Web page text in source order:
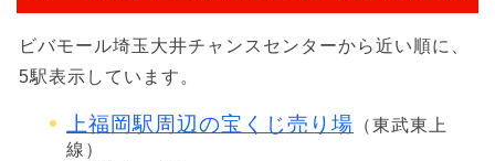
ビバモール埼玉大井チャンスセンターから近い順に、
5駅表示しています。
上福岡駅周辺の宝くじ売り場 （東武東上
線）